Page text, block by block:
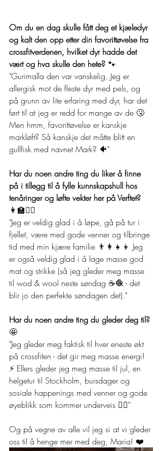
Om du en dag skulle fått deg et kjæledyr
og kalt den opp etter din favorittøvelse fra
crossfitverdenen, hvilket dyr hadde det
vært og hva skulle den hete?
"Gurimalla den var vanskelig. Jeg er
allergisk mot de fleste dyr med pels, og
på grunn av lite erfaring med dyr, har det
ført til at jeg er redd for mange av de 🤧
Men hmm, favorittøvelse er kanskje
markløft? Så kanskje det måtte blitt en
gullfisk med navnet Mark? 🐠"
Har du noen andre ting du liker å finne
på i tillegg til å fylle kunnskapshull hos
tenåringer og løfte vekter her på Verftet?
👩‍🏫🏋️‍♀️
"Jeg er veldig glad i å løpe, gå på tur i
fjellet, være med gode venner og tilbringe
tid med min kjære familie 👨‍👩‍👧‍👦 Jeg
er også veldig glad i å lage masse god
mat og strikke (så jeg gleder meg masse
til wod & wool neste søndag ☕🧶 - det
blir jo den perfekte søndagen det)."
Har du noen andre ting du gleder deg til?
🤩
"Jeg gleder meg faktisk til hver eneste økt
på crossfiten - det gir meg masse energi!
⚡ Ellers gleder jeg meg masse til jul, en
helgetur til Stockholm, bursdager og
sosiale happenings med venner og gode
øyeblikk som kommer underveis 👯‍♀️"
Og på vegne av alle vil jeg si at vi gleder
oss til å henge mer med deg, Maria! ❤️